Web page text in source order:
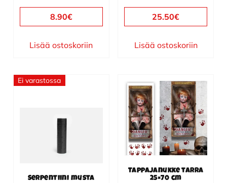
8.90€
Lisää ostoskoriin
25.50€
Lisää ostoskoriin
Ei varastossa
Serpentiini musta
Tappajanukke tarra
25×70 cm